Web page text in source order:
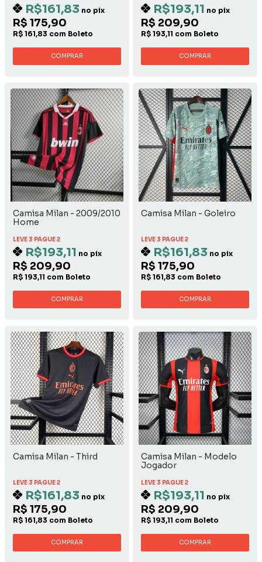
R$161,83 no pix
R$ 175,90
R$ 161,83 com Boleto
COMPRAR
R$193,11 no pix
R$ 209,90
R$ 193,11 com Boleto
COMPRAR
Camisa Milan - 2009/2010
Home
LEVE 3 PAGUE 2
R$193,11 no pix
R$ 209,90
R$ 193,11 com Boleto
COMPRAR
Camisa Milan - Goleiro
LEVE 3 PAGUE 2
R$161,83 no pix
R$ 175,90
R$ 161,83 com Boleto
COMPRAR
Camisa Milan - Third
LEVE 3 PAGUE 2
R$161,83 no pix
R$ 175,90
R$ 161,83 com Boleto
COMPRAR
Camisa Milan - Modelo
Jogador
LEVE 3 PAGUE 2
R$193,11 no pix
R$ 209,90
R$ 193,11 com Boleto
COMPRAR